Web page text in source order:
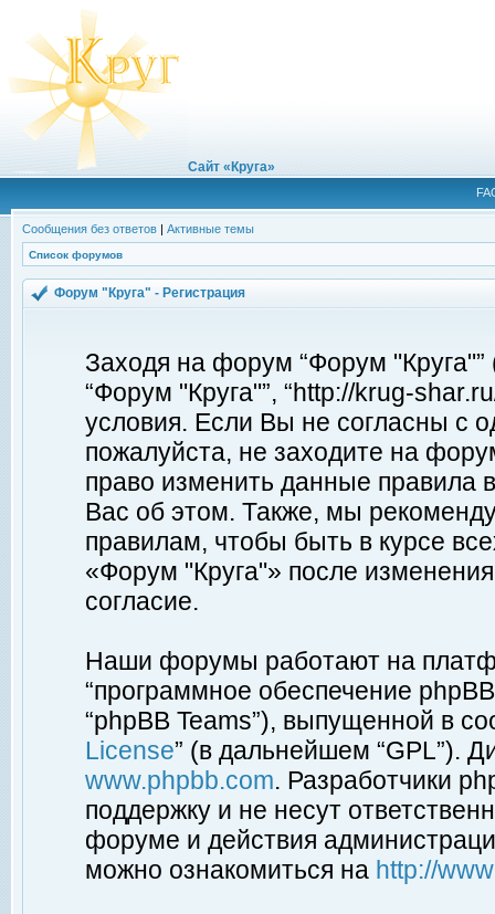
Сайт «Круга»
Сообщения без ответов | Активные темы
Список форумов
Форум "Круга" - Регистрация
Заходя на форум “Форум
“Форум "Круга"”, “http://krug-
условия. Если Вы не согласны с
пожалуйста, не заходите на
право изменить данные правила
Вас об этом. Также, мы
правилам, чтобы быть в курсе
«Форум "Круга"» после
согласие.
Наши форумы работают на
“программное обеспечение
“phpBB Teams”), выпущенной в
License” (в дальнейшем “GPL”).
www.phpbb.com. Разработчики
поддержку и не несут
форуме и действия
можно ознакомиться на http://